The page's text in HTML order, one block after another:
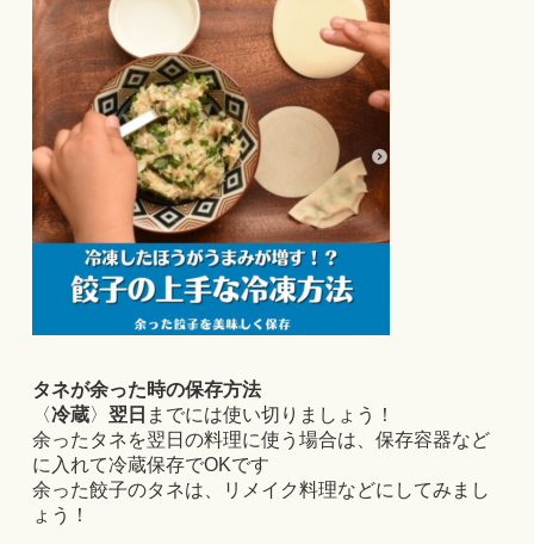
タネが余った時の保存方法
〈冷蔵〉 翌日 までには使い切りましょう！
余ったタネを翌日の料理に使う場合は、保存容器など
に入れて冷蔵保存でOKです
余った餃子のタネは、リメイク料理などにしてみまし
ょう！